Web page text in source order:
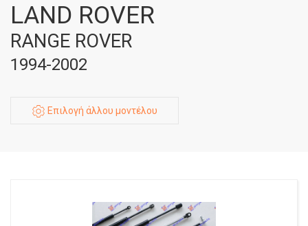
LAND ROVER
RANGE ROVER
1994-2002
Επιλογή άλλου μοντέλου